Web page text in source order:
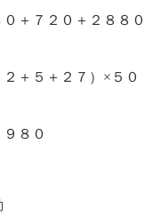
＋２８８０
７）×５０
０